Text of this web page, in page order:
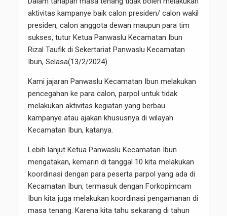
aktivitas kampanye baik calon presiden/ calon wakil
presiden, calon anggota dewan maupun para tim
sukses, tutur Ketua Panwaslu Kecamatan Ibun
Rizal Taufik di Sekertariat Panwaslu Kecamatan
Ibun, Selasa(13/2/2024).
Kami jajaran Panwaslu Kecamatan Ibun melakukan
pencegahan ke para calon, parpol untuk tidak
melakukan aktivitas kegiatan yang berbau
kampanye atau ajakan khususnya di wilayah
Kecamatan Ibun, katanya.
Lebih lanjut Ketua Panwaslu Kecamatan Ibun
mengatakan, kemarin di tanggal 10 kita melakukan
koordinasi dengan para peserta parpol yang ada di
Kecamatan Ibun, termasuk dengan Forkopimcam
Ibun kita juga melakukan koordinasi pengamanan di
masa tenang. Karena kita tahu sekarang di tahun